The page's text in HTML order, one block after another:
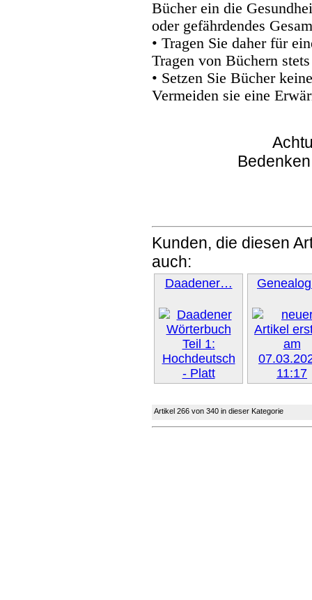
Bücher ein die
oder gefährdendes
• Tragen Sie daher für
Tragen von Büchern
• Setzen Sie Bücher
Vermeiden sie eine
Kunden, die diesen
auch:
Daadener…
Artikel 266 von 340 in dieser Kategorie